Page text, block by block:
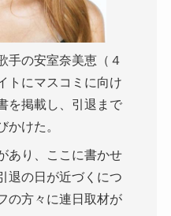
手の安室奈美恵（４
トにマスコミに向け
を掲載し、引退まで
かけた。
あり、ここに書かせ
退の日が近づくにつ
の方々に連日取材が